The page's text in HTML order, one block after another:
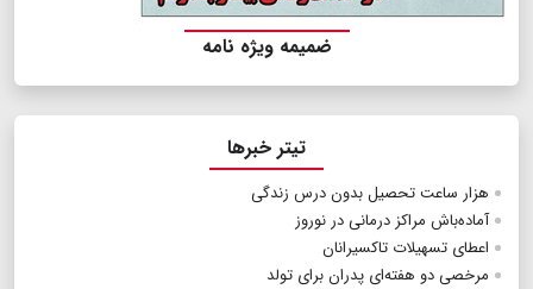
ضمیمه ویژه نامه
تیتر خبرها
هزار ساعت تحصیل بدون درس زندگی
آماده‌باش مراکز درمانی در نوروز
اعطای تسهیلات تاکسیرانان
مرخصی دو هفته‌ای پدران برای تولد